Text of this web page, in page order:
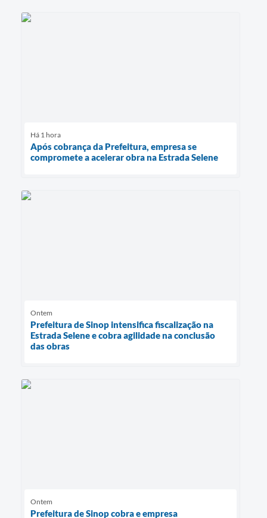
Há 1 hora
Após cobrança da Prefeitura, empresa se
compromete a acelerar obra na Estrada Selene
Ontem
Prefeitura de Sinop intensifica fiscalização na
Estrada Selene e cobra agilidade na conclusão
das obras
Ontem
Prefeitura de Sinop cobra e empresa